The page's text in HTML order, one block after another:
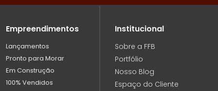
Empreendimentos
Lançamentos
Pronto para Morar
Em Construção
100% Vendidos
Institucional
Sobre a FFB
Portfólio
Nosso Blog
Espaço do Cliente